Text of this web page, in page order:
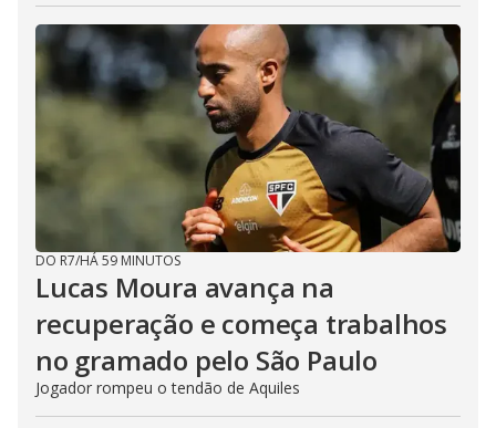
DO R7/HÁ 59 MINUTOS
Lucas Moura avança na
recuperação e começa trabalhos
no gramado pelo São Paulo
Jogador rompeu o tendão de Aquiles